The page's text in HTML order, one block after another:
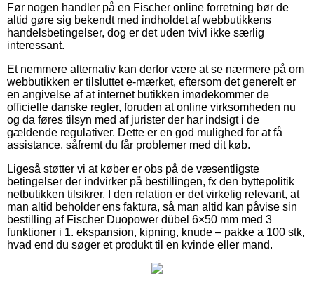
Før nogen handler på en Fischer online forretning bør de
altid gøre sig bekendt med indholdet af webbutikkens
handelsbetingelser, dog er det uden tvivl ikke særlig
interessant.
Et nemmere alternativ kan derfor være at se nærmere på om
webbutikken er tilsluttet e-mærket, eftersom det generelt er
en angivelse af at internet butikken imødekommer de
officielle danske regler, foruden at online virksomheden nu
og da føres tilsyn med af jurister der har indsigt i de
gældende regulativer. Dette er en god mulighed for at få
assistance, såfremt du får problemer med dit køb.
Ligeså støtter vi at køber er obs på de væsentligste
betingelser der indvirker på bestillingen, fx den byttepolitik
netbutikken tilsikrer. I den relation er det virkelig relevant, at
man altid beholder ens faktura, så man altid kan påvise sin
bestilling af Fischer Duopower dübel 6×50 mm med 3
funktioner i 1. ekspansion, kipning, knude – pakke a 100 stk,
hvad end du søger et produkt til en kvinde eller mand.